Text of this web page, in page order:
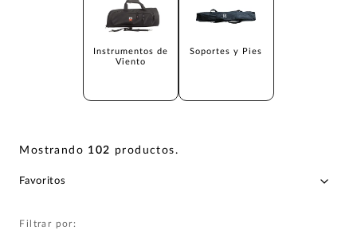
Instrumentos de
Viento
Soportes y Pies
Mostrando 102 productos.
Filtrar por: